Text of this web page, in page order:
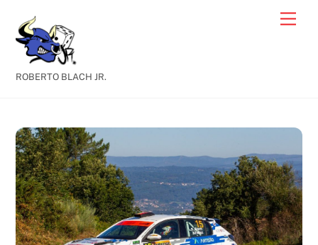
content
ROBERTO BLACH JR.